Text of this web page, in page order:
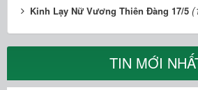
Kinh Lạy Nữ Vương Thiên Đàng 17/5
TIN MỚI